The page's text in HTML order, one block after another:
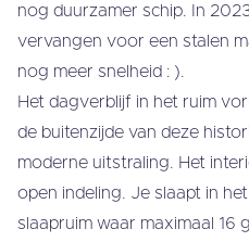
nog duurzamer schip. In
vervangen voor een stalen
nog meer snelheid : ).
Het dagverblijf in het ruim
de buitenzijde van deze
moderne uitstraling. Het
open indeling. Je slaapt in
slaapruim waar maximaal 16